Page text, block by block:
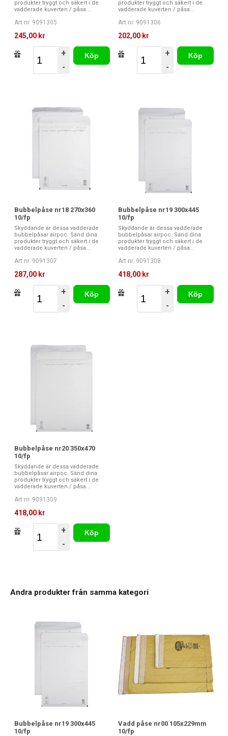
produkter tryggt och säkert i de
vadderade kuverten / påsa...
Art nr. 9091305
245,00 kr
+
-
Köp
produkter tryggt och säkert i de
vadderade kuverten / påsa...
Art nr. 9091306
202,00 kr
+
-
Köp
Bubbelpåse nr18 270x360
10/fp
Skyddande är dessa vadderade
bubbelpåsar airpoc. Sänd dina
produkter tryggt och säkert i de
vadderade kuverten / påsa...
Art nr. 9091307
287,00 kr
+
-
Köp
Bubbelpåse nr19 300x445
10/fp
Skyddande är dessa vadderade
bubbelpåsar airpoc. Sänd dina
produkter tryggt och säkert i de
vadderade kuverten / påsa...
Art nr. 9091308
418,00 kr
+
-
Köp
Bubbelpåse nr20 350x470
10/fp
Skyddande är dessa vadderade
bubbelpåsar airpoc. Sänd dina
produkter tryggt och säkert i de
vadderade kuverten / påsa...
Art nr. 9091309
418,00 kr
+
-
Köp
Andra produkter från samma kategori
Bubbelpåse nr19 300x445
10/fp
Vadd påse nr00 105x229mm
10/fp